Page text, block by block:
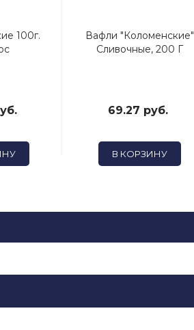
100г.
Вафли "Коломенские"
Сливочные, 200 Г
69.27 руб.
В КОРЗИНУ